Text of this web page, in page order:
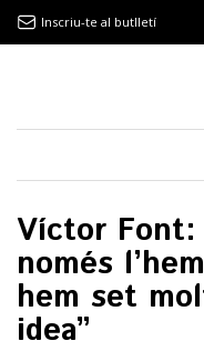
EL
“LA VIDA ÉS COM
Inscriu-te al butlletí
Víctor Font:
només
hem set
idea”